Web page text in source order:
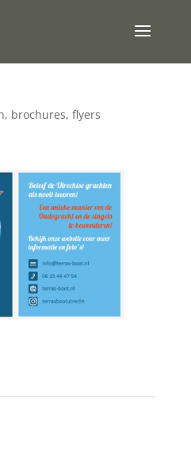
brochures, flyers